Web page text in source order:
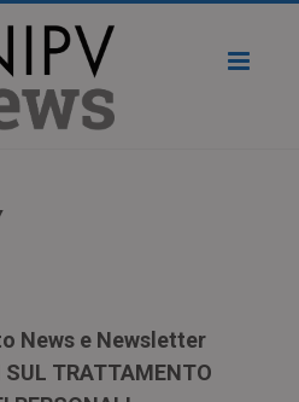
News e Newsletter
TRATTAMENTO